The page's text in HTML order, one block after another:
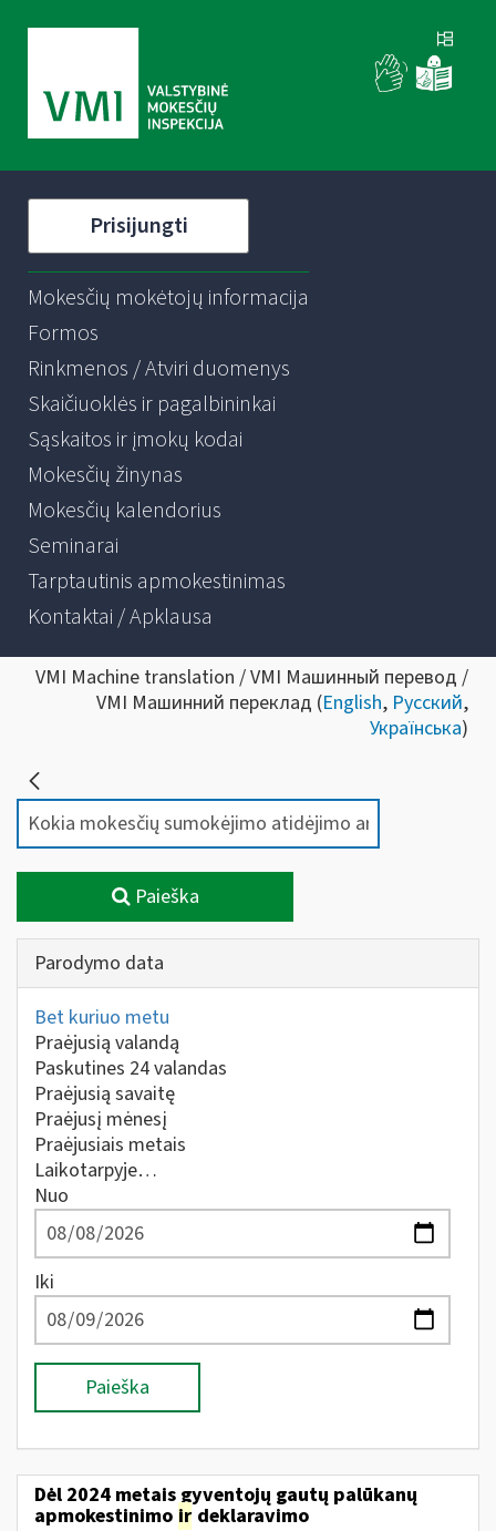
Prisijungti
Mokesčių mokėtojų informacija
Formos
Rinkmenos / Atviri duomenys
Skaičiuoklės ir pagalbininkai
Sąskaitos ir įmokų kodai
Mokesčių žinynas
Mokesčių kalendorius
Seminarai
Tarptautinis apmokestinimas
Kontaktai / Apklausa
VMI Machine translation / VMI Машинный перевод /
VMI Машинний переклад (English, Русский,
Українська)
Paieška
Parodymo data
Bet kuriuo metu
Praėjusią valandą
Paskutines 24 valandas
Praėjusią savaitę
Praėjusį mėnesį
Praėjusiais metais
Laikotarpyje…
Nuo
Iki
Paieška
Dėl 2024 metais gyventojų gautų palūkanų
apmokestinimo ir deklaravimo